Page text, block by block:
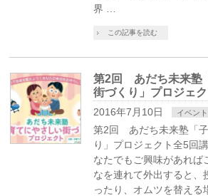
界 …
この記事を読む
第2回 あだち未来塾
街づくり」プロジェク
2016年7月10日 イベント
第2回 あだち未来塾「子
り」プロジェクト全5回
なたでもご興味があれば
なを連れて外出すると、
ったり、オムツを替える